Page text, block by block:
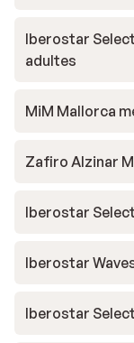
Iberostar
adultes
MiM Mallorca
Zafiro Alzinar
Iberostar
Iberostar
Iberostar